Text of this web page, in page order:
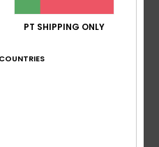
PT SHIPPING ONLY